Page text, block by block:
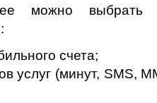
можно выбрать
счета;
услуг (минут, SMS,